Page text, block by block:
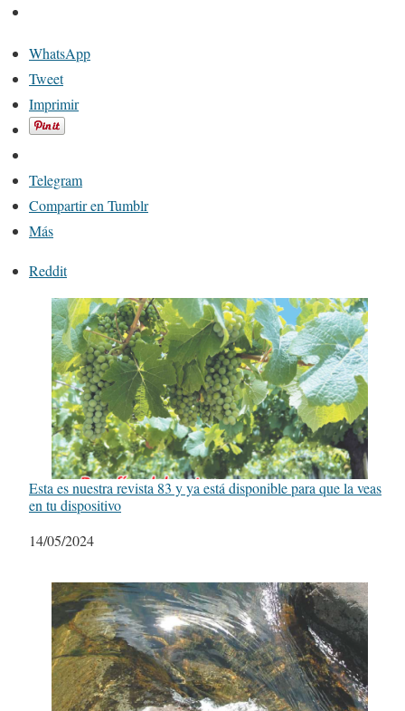
WhatsApp
Tweet
Imprimir
Telegram
Compartir en Tumblr
Más
Reddit
Esta es nuestra revista 83 y ya está disponible para que la veas
en tu dispositivo
Fecha
14/05/2024